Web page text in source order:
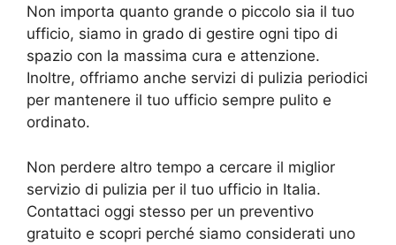
Non importa quanto grande o piccolo sia il tuo
ufficio, siamo in grado di gestire ogni tipo di
spazio con la massima cura e attenzione.
Inoltre, offriamo anche servizi di pulizia periodici
per mantenere il tuo ufficio sempre pulito e
ordinato.
Non perdere altro tempo a cercare il miglior
servizio di pulizia per il tuo ufficio in Italia.
Contattaci oggi stesso per un preventivo
gratuito e scopri perché siamo considerati uno